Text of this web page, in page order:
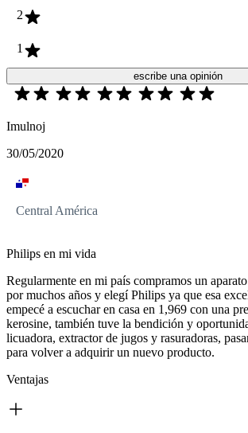
2
1
escribe una opinión
Imulnoj
30/05/2020
Central América
Philips en mi vida
Regularmente en mi país compramos un
por muchos años y elegí Philips ya que esa
empecé a escuchar en casa en 1,969 con una
kerosine, también tuve la bendición y
licuadora, extractor de jugos y rasuradoras,
para volver a adquirir un nuevo producto.
Ventajas